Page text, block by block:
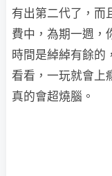
有出第二代了，而
費中，為期一週，
時間是綽綽有餘的
看看，一玩就會上
真的會超燒腦。